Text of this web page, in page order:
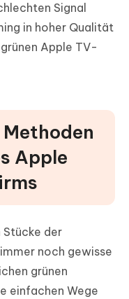
Signal
in hoher Qualität
Apple TV-
Apple
Stücke der
noch gewisse
grünen
einfachen Wege